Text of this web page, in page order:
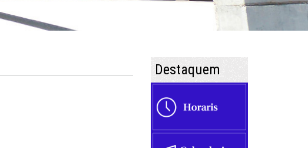
Destaquem